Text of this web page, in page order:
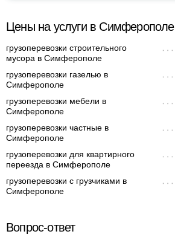
Цены на услуги в Симферополе
грузоперевозки строительного
мусора в Симферополе
грузоперевозки газелью в
Симферополе
грузоперевозки мебели в
Симферополе
грузоперевозки частные в
Симферополе
грузоперевозки для квартирного
переезда в Симферополе
грузоперевозки с грузчиками в
Симферополе
Вопрос-ответ